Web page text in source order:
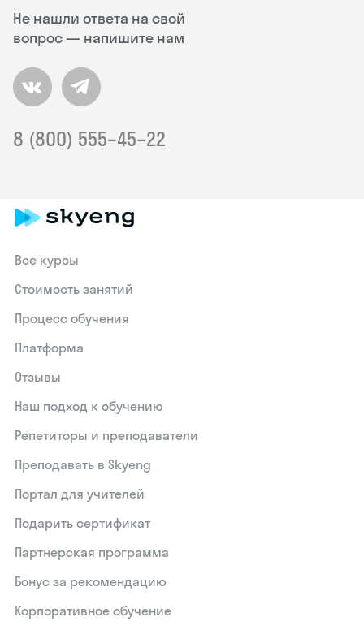
Не нашли ответа на свой
вопрос — напишите нам
8 (800) 555–45–22
Все курсы
Стоимость занятий
Процесс обучения
Платформа
Отзывы
Наш подход к обучению
Репетиторы и преподаватели
Преподавать в Skyeng
Портал для учителей
Подарить сертификат
Партнерская программа
Бонус за рекомендацию
Корпоративное обучение